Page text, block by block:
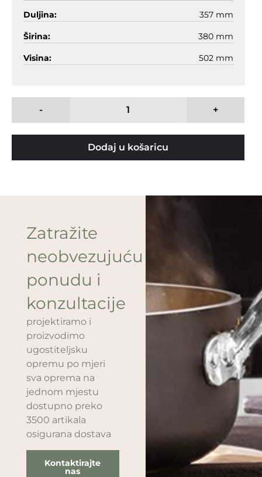
Duljina: 357 mm
Širina: 380 mm
Visina: 502 mm
- +
Dodaj u košaricu
Zatražite
neobvezujuću
ponudu i
konzultacije
projektiramo i
proizvodimo
ugostiteljsku
opremu po mjeri
sva oprema na
jednom mjestu
dostupno preko
3500 artikala
osigurana dostava
Kontaktirajte
nas